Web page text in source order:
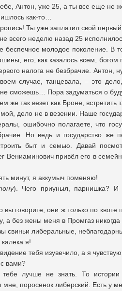
Антон, уже 25, а ты все еще не
как-то…
Ты уже заплатил свой
всего неделю назад 25
беспечное молодое поколение. В
его, как казалось всем,
налога не безбрачие. Антон,
случае, танцевала, – это
сможешь… Пора задуматься о
же так везет как Броне,
мой, дело не в везении. Наше
ошибочно полагаете, что
Но ведь и государство же
быт и семью. Давай
Вениаминович привёл его в
минут, я аккумыч поменяю!
). Чего приуныл, парнишка? И
вы говорите, они ж только по
а без жены меня в Промгаз
свиньи либеральные,
я!
тебя изувечило, а я
вами?
лучше не знать. То истории
поросенок либерский. Есть у